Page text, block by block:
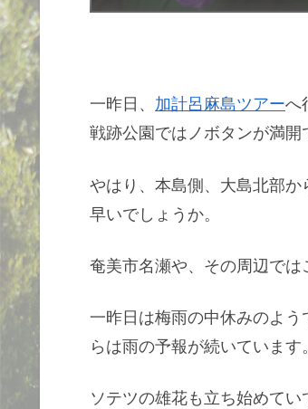
一昨日、 加計呂麻島ツアーへ
戦跡公園ではノボタンが満開
やはり、本島側、大島北部
早いでしょうか。
奄美市名瀬や、その周辺では
一昨日は梅雨の中休みのよ
らは雨の予報が続いています。
ソテツの雄花も立ち始めてい